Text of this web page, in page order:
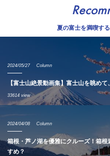
夏の富士を満喫す
2024/05/27 Column
【富士山絶景動画集】富士山を眺め
33614 view
2024/04/08 Column
箱根・芦ノ湖を優雅にクルーズ！箱
すめ？